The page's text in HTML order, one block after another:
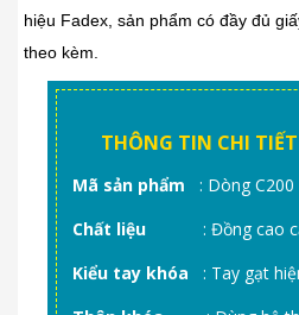
hiệu Fadex, sản phẩm có đầy đủ
theo kèm.
THÔNG TIN CHI
Mã sản phẩm : Dòng C200
Chất liệu : Đồng cao
Kiểu tay khóa : Tay gạt